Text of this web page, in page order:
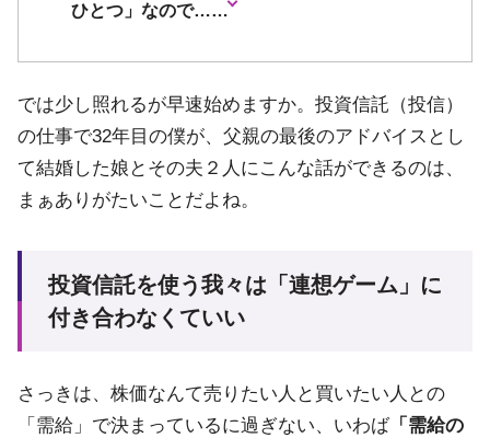
ひとつ」なので……
では少し照れるが早速始めますか。投資信託（投信）
の仕事で32年目の僕が、父親の最後のアドバイスとし
て結婚した娘とその夫２人にこんな話ができるのは、
まぁありがたいことだよね。
投資信託を使う我々は「連想ゲーム」に
付き合わなくていい
さっきは、株価なんて売りたい人と買いたい人との
「需給」で決まっているに過ぎない、いわば「需給の